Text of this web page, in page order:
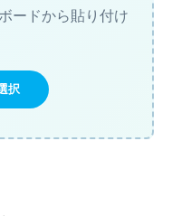
ードから貼り付け
択